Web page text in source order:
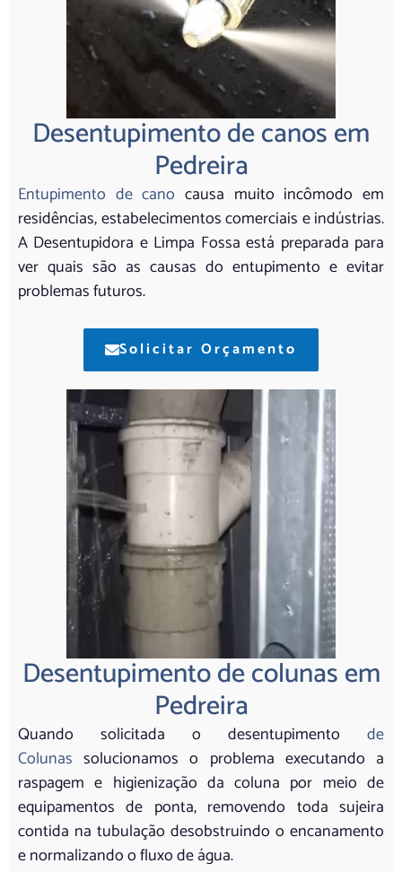
Desentupimento de canos em
Pedreira
Entupimento de cano causa muito incômodo em
residências, estabelecimentos comerciais e indústrias.
A Desentupidora e Limpa Fossa está preparada para
ver quais são as causas do entupimento e evitar
problemas futuros.
Solicitar Orçamento
Desentupimento de colunas em
Pedreira
Quando solicitada o desentupimento de
Colunas solucionamos o problema executando a
raspagem e higienização da coluna por meio de
equipamentos de ponta, removendo toda sujeira
contida na tubulação desobstruindo o encanamento
e normalizando o fluxo de água.